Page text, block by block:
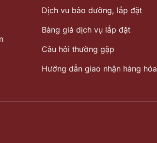
Dịch vu bảo dưỡng, lắp đặt
Bảng giá dịch vụ lắp đặt
Câu hỏi thường gặp
Hướng dẫn giao nhận hàng hóa